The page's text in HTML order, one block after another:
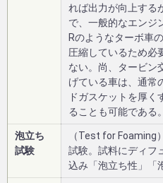
れば出力が向上する
で、一般的なエンジ
Rのようなターボ車
圧縮しているため必
ない。尚、タービン
げている車は、通常
ドガスケットを厚
ることも可能である。
泡立ち
試験
（Test for Foaming
試験。試料にディフ
込み「泡立ち性」「